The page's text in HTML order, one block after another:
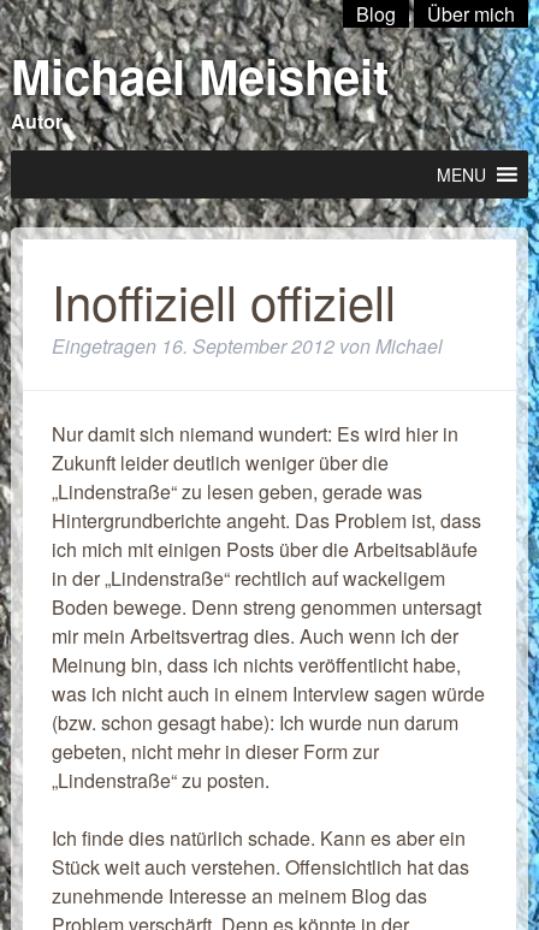
Blog Über mich
Michael Meisheit
Autor
MENU
Inoffiziell offiziell
Eingetragen 16. September 2012 vonMichael
Nur damit sich niemand wundert: Es wird hier in
Zukunft leider deutlich weniger über die
„Lindenstraße“ zu lesen geben, gerade was
Hintergrundberichte angeht. Das Problem ist, dass
ich mich mit einigen Posts über die Arbeitsabläufe
in der „Lindenstraße“ rechtlich auf wackeligem
Boden bewege. Denn streng genommen untersagt
mir mein Arbeitsvertrag dies. Auch wenn ich der
Meinung bin, dass ich nichts veröffentlicht habe,
was ich nicht auch in einem Interview sagen würde
(bzw. schon gesagt habe): Ich wurde nun darum
gebeten, nicht mehr in dieser Form zur
„Lindenstraße“ zu posten.
Ich finde dies natürlich schade. Kann es aber ein
Stück weit auch verstehen. Offensichtlich hat das
zunehmende Interesse an meinem Blog das